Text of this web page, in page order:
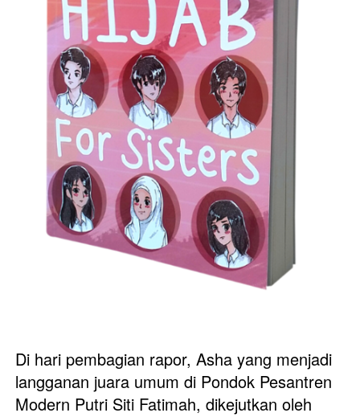
Di hari pembagian rapor, Asha yang menjadi
langganan juara umum di Pondok Pesantren
Modern Putri Siti Fatimah, dikejutkan oleh